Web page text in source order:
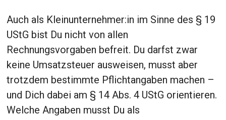
Auch als Kleinunternehmer:in im Sinne des § 19
UStG bist Du nicht von allen
Rechnungsvorgaben befreit. Du darfst zwar
keine Umsatzsteuer ausweisen, musst aber
trotzdem bestimmte Pflichtangaben machen –
und Dich dabei am § 14 Abs. 4 UStG orientieren.
Welche Angaben musst Du als